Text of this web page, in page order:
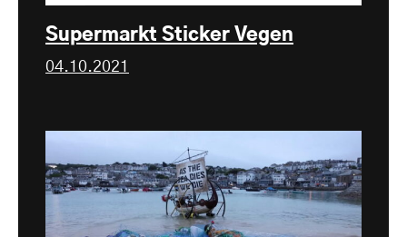
Supermarkt Sticker Vegen
04.10.2021